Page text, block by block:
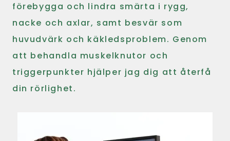
förebygga och lindra smärta i rygg,
nacke och axlar, samt besvär som
huvudvärk och käkledsproblem. Genom
att behandla muskelknutor och
triggerpunkter hjälper jag dig att återfå
din rörlighet.